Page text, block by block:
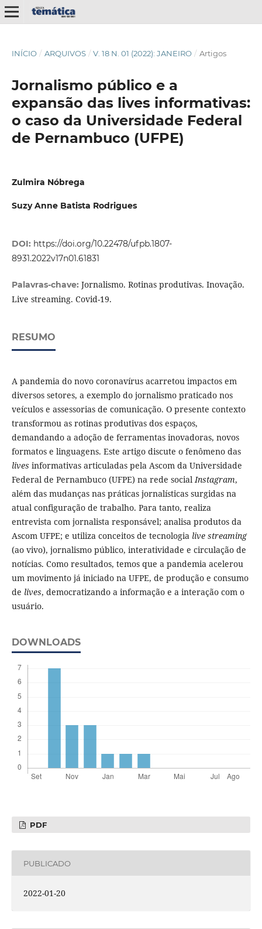
INÍCIO / ARQUIVOS / V. 18 N. 01 (2022): JANEIRO / Artigos
Jornalismo público e a
expansão das lives informativas:
o caso da Universidade Federal
de Pernambuco (UFPE)
Zulmira Nóbrega
Suzy Anne Batista Rodrigues
DOI: https://doi.org/10.22478/ufpb.1807-
8931.2022v17n01.61831
Palavras-chave: Jornalismo. Rotinas produtivas. Inovação.
Live streaming. Covid-19.
RESUMO
A pandemia do novo coronavírus acarretou impactos em
diversos setores, a exemplo do jornalismo praticado nos
veículos e assessorias de comunicação. O presente contexto
transformou as rotinas produtivas dos espaços,
demandando a adoção de ferramentas inovadoras, novos
formatos e linguagens. Este artigo discute o fenômeno das
lives informativas articuladas pela Ascom da Universidade
Federal de Pernambuco (UFPE) na rede socialInstagram,
além das mudanças nas práticas jornalísticas surgidas na
atual configuração de trabalho. Para tanto, realiza
entrevista com jornalista responsável; analisa produtos da
Ascom UFPE; e utiliza conceitos de tecnologia live streaming
(ao vivo), jornalismo público, interatividade e circulação de
notícias. Como resultados, temos que a pandemia acelerou
um movimento já iniciado na UFPE, de produção e consumo
de lives, democratizando a informação e a interação com o
usuário.
DOWNLOADS
PDF
PUBLICADO
2022-01-20